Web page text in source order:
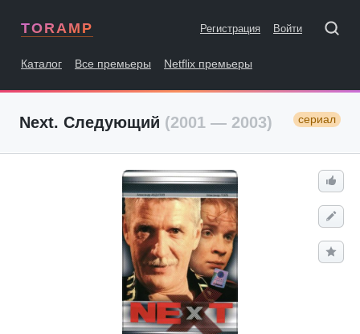
TORAMP Регистрация Войти
Каталог Все премьеры Netflix премьеры
Next. Следующий (2001 — 2003) сериал